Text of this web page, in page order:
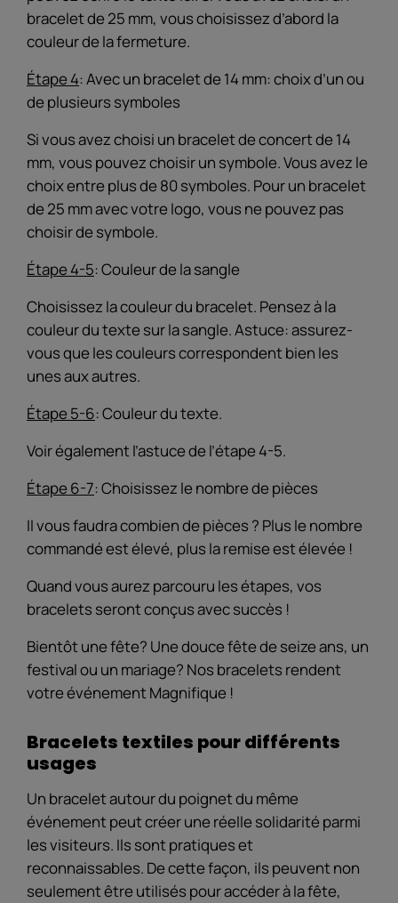
bracelet de 25 mm, vous choisissez d’abord la
couleur de la fermeture.
Étape 4: Avec un bracelet de 14 mm: choix d’un ou
de plusieurs symboles
Si vous avez choisi un bracelet de concert de 14
mm, vous pouvez choisir un symbole. Vous avez le
choix entre plus de 80 symboles. Pour un bracelet
de 25 mm avec votre logo, vous ne pouvez pas
choisir de symbole.
Étape 4-5: Couleur de la sangle
Choisissez la couleur du bracelet. Pensez à la
couleur du texte sur la sangle. Astuce: assurez-
vous que les couleurs correspondent bien les
unes aux autres.
Étape 5-6: Couleur du texte.
Voir également l’astuce de l’étape 4-5.
Étape 6-7: Choisissez le nombre de pièces
Il vous faudra combien de pièces ? Plus le nombre
commandé est élevé, plus la remise est élevée !
Quand vous aurez parcouru les étapes, vos
bracelets seront conçus avec succès !
Bientôt une fête? Une douce fête de seize ans, un
festival ou un mariage? Nos bracelets rendent
votre événement Magnifique !
Bracelets textiles pour différents
usages
Un bracelet autour du poignet du même
événement peut créer une réelle solidarité parmi
les visiteurs. Ils sont pratiques et
reconnaissables. De cette façon, ils peuvent non
seulement être utilisés pour accéder à la fête,